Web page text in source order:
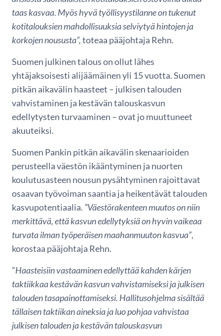
taas kasvaa. Myös hyvä työllisyystilanne on tukenut
kotitalouksien mahdollisuuksia selviytyä hintojen ja
korkojen noususta”,toteaa pääjohtaja Rehn.
Suomen julkinen talous on ollut lähes
yhtäjaksoisesti alijäämäinen yli 15 vuotta. Suomen
pitkän aikavälin haasteet – julkisen talouden
vahvistaminen ja kestävän talouskasvun
edellytysten turvaaminen – ovat jo muuttuneet
akuuteiksi.
Suomen Pankin pitkän aikavälin skenaarioiden
perusteella väestön ikääntyminen ja nuorten
koulutusasteen nousun pysähtyminen rajoittavat
osaavan työvoiman saantia ja heikentävät talouden
kasvupotentiaalia. ”Väestörakenteen muutos on niin
merkittävä, että kasvun edellytyksiä on hyvin vaikeaa
turvata ilman työperäisen maahanmuuton kasvua”,
korostaa pääjohtaja Rehn.
”Haasteisiin vastaaminen edellyttää kahden kärjen
taktiikkaa kestävän kasvun vahvistamiseksi ja julkisen
talouden tasapainottamiseksi. Hallitusohjelma sisältää
tällaisen taktiikan aineksia ja luo pohjaa vahvistaa
julkisen talouden ja kestävän talouskasvun